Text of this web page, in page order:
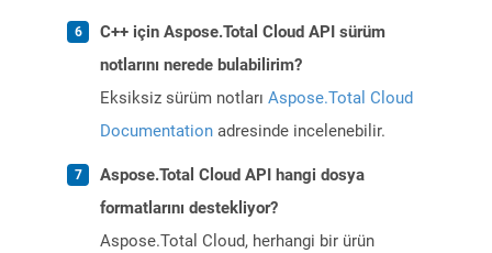
C++ için Aspose.Total Cloud API sürüm
notlarını nerede bulabilirim?
Eksiksiz sürüm notları Aspose.Total Cloud
Documentation adresinde incelenebilir.
Aspose.Total Cloud API hangi dosya
formatlarını destekliyor?
Aspose.Total Cloud, herhangi bir ürün